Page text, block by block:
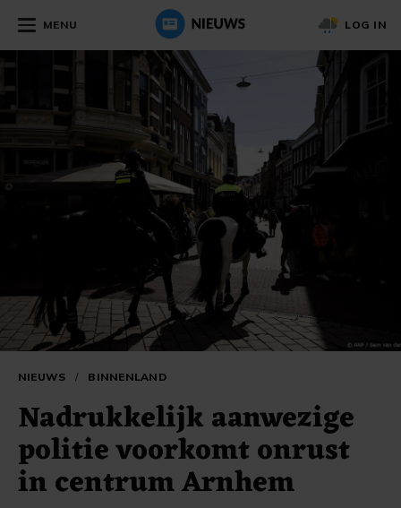
MENU LOG IN
NIEUWS / BINNENLAND
Nadrukkelijk aanwezige
politie voorkomt onrust
in centrum Arnhem